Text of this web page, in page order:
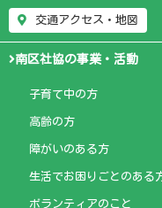
交通アクセス・地図
南区社協の事業・活動
子育て中の方
高齢の方
障がいのある方
生活でお困りごとのある
ボランティアのこと